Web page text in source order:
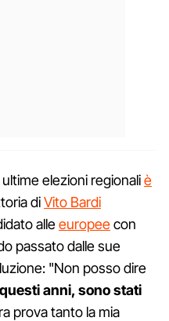
elezioni regionaliè
diVito Bardi
alleeuropeecon
passato dalle sue
"Non posso dire
questi anni, sono stati
prova tanto la mia